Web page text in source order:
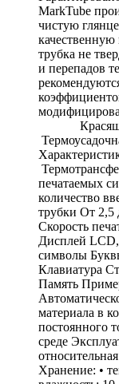
MarkTube
чистую
качественную
трубка не
и перепадов
Красящая
печатаемых
количество
трубки От 2,5
Скорость
Дисплей LCD,
символы
Клавиатура
Память
материала в
постоянного
среде
Хранение: •